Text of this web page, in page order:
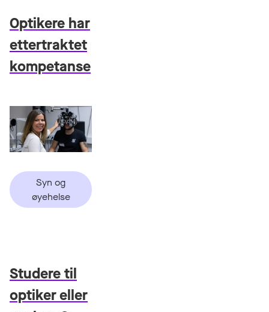
Optikere har
ettertraktet
kompetanse
Syn og
øyehelse
Studere til
optiker eller